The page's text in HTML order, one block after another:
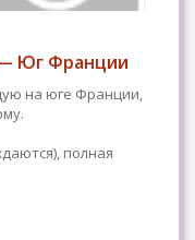
Юг Франции
на юге Франции,
полная